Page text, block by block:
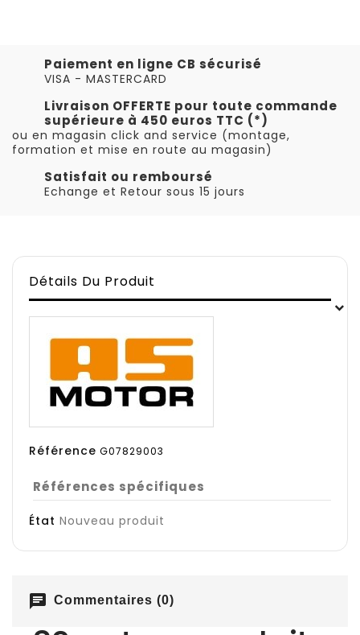
Paiement en ligne CB sécurisé
VISA - MASTERCARD
Livraison OFFERTE pour toute commande
supérieure à 450 euros TTC (*)
ou en magasin click and service (montage,
formation et mise en route au magasin)
Satisfait ou remboursé
Echange et Retour sous 15 jours
Détails Du Produit
Référence G07829003
Références spécifiques
État Nouveau produit
chat Commentaires (0)